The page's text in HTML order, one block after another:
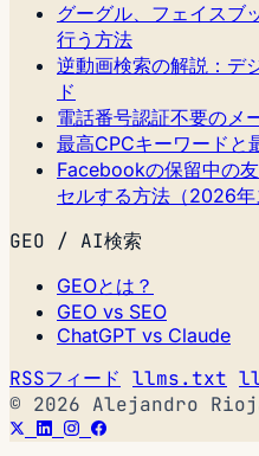
グーグル、フェイスブ
行う方法
逆動画検索の解説：デ
ド
電話番号認証不要のメ
最高CPCキーワードと
Facebookの保留中の
セルする方法（2026年
GEO / AI検索
GEOとは？
GEO vs SEO
ChatGPT vs Claude
RSSフィード llms.txt
© 2026 Alejandro